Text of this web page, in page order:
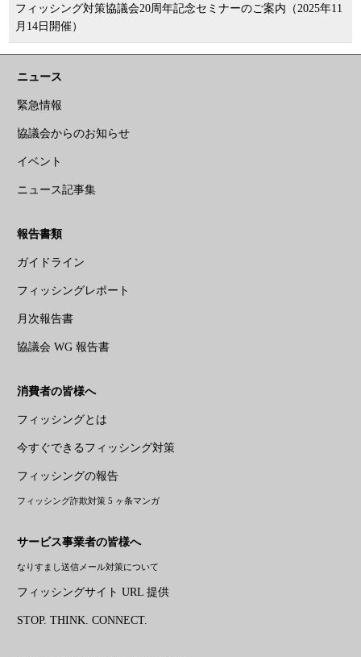
フィッシング対策協議会20周年記念セミナーのご案内（2025年11
月14日開催）
ニュース
緊急情報
協議会からのお知らせ
イベント
ニュース記事集
報告書類
ガイドライン
フィッシングレポート
月次報告書
協議会 WG 報告書
消費者の皆様へ
フィッシングとは
今すぐできるフィッシング対策
フィッシングの報告
フィッシング詐欺対策 5 ヶ条マンガ
サービス事業者の皆様へ
なりすまし送信メール対策について
フィッシングサイト URL 提供
STOP. THINK. CONNECT.